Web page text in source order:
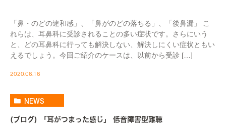
「鼻・のどの違和感」、「鼻がのどの落ちる」、「後鼻漏」 こ
れらは、耳鼻科に受診されることの多い症状です。さらにいう
と、どの耳鼻科に行っても解決しない、解決しにくい症状ともい
えるでしょう。今回ご紹介のケースは、以前から受診 […]
2020.06.16
NEWS
(ブログ) 「耳がつまった感じ」 低音障害型難聴